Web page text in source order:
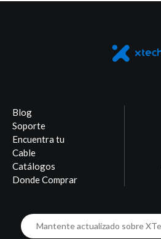
Blog
Soporte
Encuentra tu
Cable
Catálogos
Donde Comprar